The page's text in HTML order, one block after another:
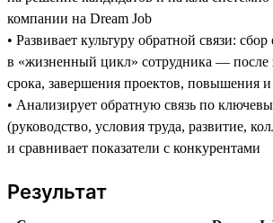
компании на Dream Job
• Развивает культуру обратной связи:
в «жизненный цикл» сотрудника — после
срока, завершения проектов, повышения и
• Анализирует обратную связь по
(руководство, условия труда, развитие,
и сравнивает показатели с конкурентами
Результат